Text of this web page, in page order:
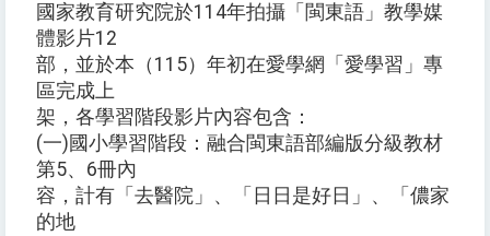
國家教育研究院於114年拍攝「閩東語」教學媒
體影片12
部，並於本（115）年初在愛學網「愛學習」專
區完成上
架，各學習階段影片內容包含：
(一)國小學習階段：融合閩東語部編版分級教材
第5、6冊內
容，計有「去醫院」、「日日是好日」、「儂家
的地